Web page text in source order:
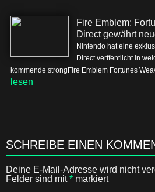
Fire Emblem:
Direct gewährt
Nintendo hat eine
Direct verffentlicht in
kommende strongFire Emblem Fortunes
lesen
SCHREIBE EINEN
Deine E-Mail-Adresse wird nicht
Felder sind mit* markiert